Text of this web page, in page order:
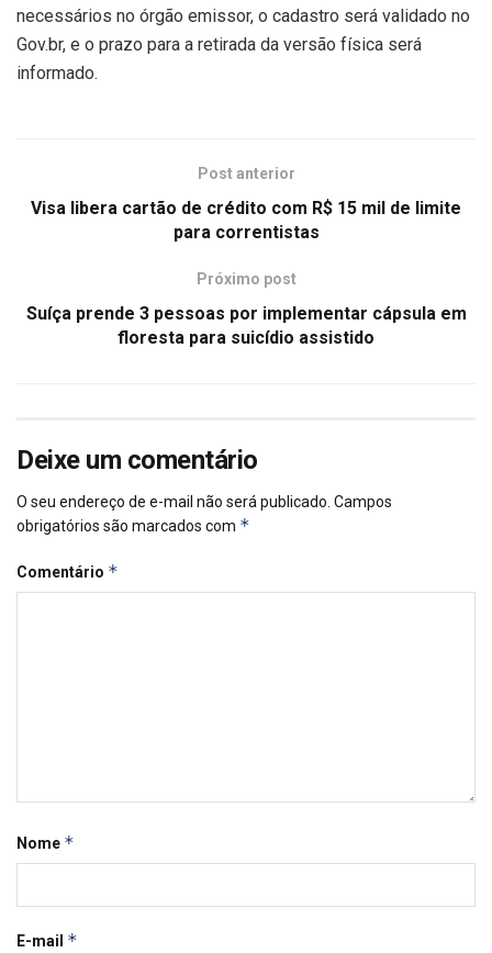
necessários no órgão emissor, o cadastro será validado no
Gov.br, e o prazo para a retirada da versão física será
informado.
Post anterior
Visa libera cartão de crédito com R$ 15 mil de limite
para correntistas
Próximo post
Suíça prende 3 pessoas por implementar cápsula em
floresta para suicídio assistido
Deixe um comentário
O seu endereço de e-mail não será publicado. Campos
obrigatórios são marcados com *
Comentário *
Nome *
E-mail *